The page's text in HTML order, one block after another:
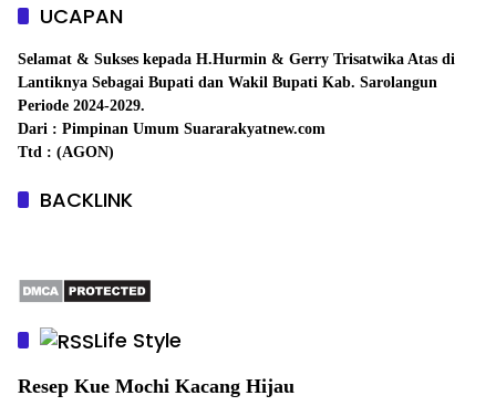
UCAPAN
Selamat & Sukses kepada H.Hurmin & Gerry Trisatwika Atas di
Lantiknya Sebagai Bupati dan Wakil Bupati Kab. Sarolangun
Periode 2024-2029.
Dari : Pimpinan Umum Suararakyatnew.com
Ttd : (AGON)
BACKLINK
Life Style
Resep Kue Mochi Kacang Hijau